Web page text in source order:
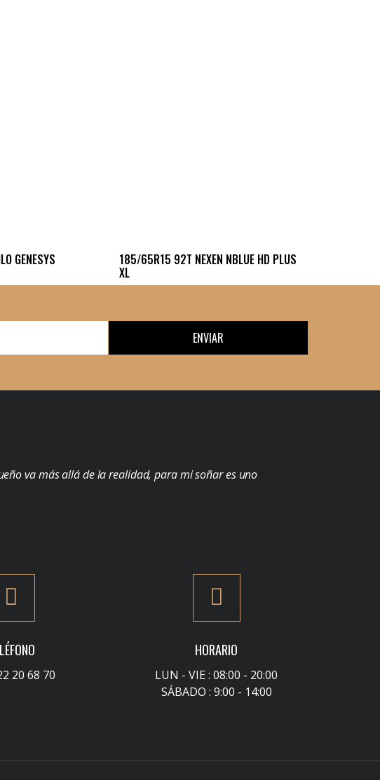
GENESYS 185/65R15 92T NEXEN NBLUE HD PLUS
XL
ENVIAR
va más allá de la realidad, para mi soñar es uno
20 68 70
HORARIO
LUN - VIE : 08:00 - 20:00
SÁBADO : 9:00 - 14:00